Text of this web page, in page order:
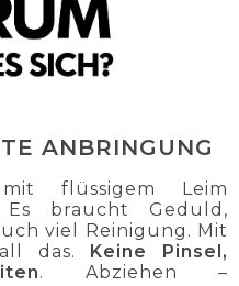
ANBRINGUNG
flüssigem Leim
braucht Geduld,
viel Reinigung. Mit
das. Keine Pinsel,
. Abziehen –